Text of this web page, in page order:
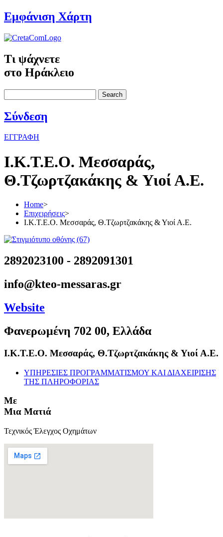
Εμφάνιση Χάρτη
Τι ψάχνετε
στο Ηράκλειο
Search
Σύνδεση
ΕΓΓΡΑΦΗ
Ι.Κ.Τ.Ε.Ο. Μεσσαράς,
Θ.Τζωρτζακάκης & Υιοί Α.Ε.
Home>
Επιχειρήσεις>
Ι.Κ.Τ.Ε.Ο. Μεσσαράς, Θ.Τζωρτζακάκης & Υιοί Α.Ε.
2892023100 - 2892091301
info@kteo-messaras.gr
Website
Φανερωμένη 702 00, Ελλάδα
Ι.Κ.Τ.Ε.Ο. Μεσσαράς, Θ.Τζωρτζακάκης & Υιοί Α.Ε.
ΥΠΗΡΕΣΙΕΣ ΠΡΟΓΡΑΜΜΑΤΙΣΜΟΥ ΚΑΙ ΔΙΑΧΕΙΡΙΣΗΣ
ΤΗΣ ΠΛΗΡΟΦΟΡΙΑΣ
Με
Μια Ματιά
Τεχνικός Έλεγχος Οχημάτων